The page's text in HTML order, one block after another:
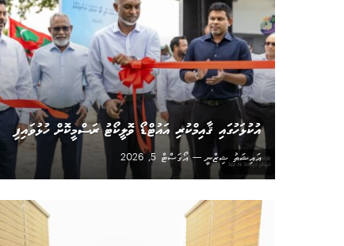
އުކުޅަހުގައި ޤާއިމްކުރި އައުޓްޑޯ ވޮލީކޯޓު ރަސްމީކޮށް ހުޅުވައިފި
އައިޝަތު ޝިޒްނީ
އޯގަސްޓް 5, 2026